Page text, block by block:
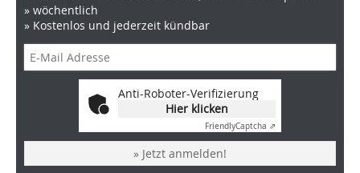
» wöchentlich
» Kostenlos und jederzeit kündbar
Anti-Roboter-Verifizierung
Hier klicken
FriendlyCaptcha ⇗
» Jetzt anmelden!